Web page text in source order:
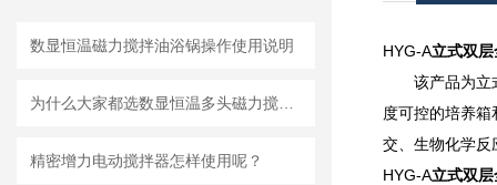
数显恒温磁力搅拌油浴锅操作使用说明
精密增力电动搅拌器怎样使用呢？
HYG-A立式双
该产品为立
度可控的培养
交、生物化学反
HYG-A立式双